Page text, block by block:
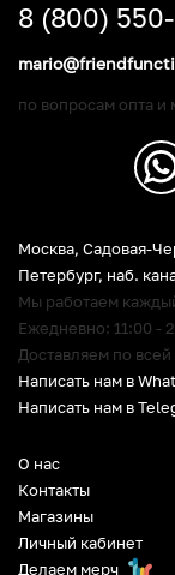
О нас
Контакты
Магазины
Личный кабинет
Делаем мерч
Москва, Садовая-
Петербург, наб.
Мы работаем
Ежедневно: 11:00 -
Доставляем по
Написать нам в
Написать нам в
8 (800)
по вопросам опта и